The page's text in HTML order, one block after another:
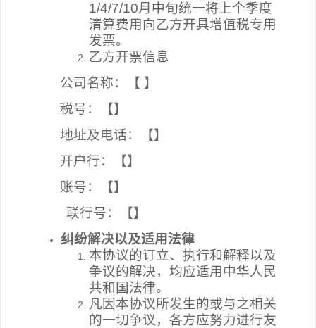
1/4/7/10月中旬统一将上个季度
清算费用向乙方开具增值税专用
发票。
乙方开票信息
公司名称：
【 】
税号：
【】
地址及电话：
【】
开户行：
【】
账号：【】
联行号：
【】
纠纷解决以及适用法律
本协议的订立、执行和解释以及
争议的解决，均应适用中华人民
共和国法律。
凡因本协议所发生的或与之相关
的一切争议，各方应努力进行友